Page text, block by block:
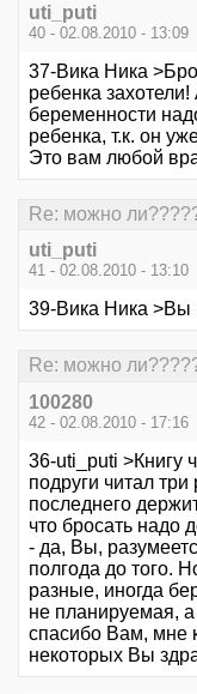
uti_puti
40 - 02.08.2010 - 13:09
37-Вика Ника
ребенка
беременности
ребенка, т.к. он
Это вам любой
Re: можно
uti_puti
41 - 02.08.2010 - 13:10
39-Вика Ника >Вы
Re: можно
100280
42 - 02.08.2010 - 17:16
36-uti_puti >Книгу
подруги читал
последнего
что бросать надо
- да, Вы,
полгода до того.
разные, иногда
не планируемая,
спасибо Вам, мне
некоторых Вы